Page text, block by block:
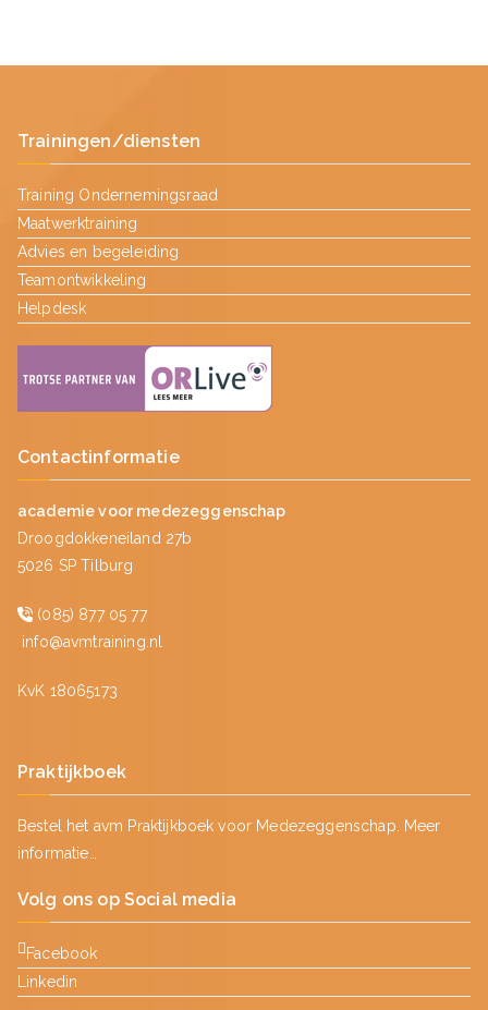
Trainingen/diensten
Training Ondernemingsraad
Maatwerktraining
Advies en begeleiding
Teamontwikkeling
Helpdesk
Contactinformatie
academie voor medezeggenschap
Droogdokkeneiland 27b
5026 SP Tilburg
(085) 877 05 77
info@avmtraining.nl
KvK 18065173
Praktijkboek
Bestel het avm Praktijkboek voor Medezeggenschap.
Meer
informatie…
Volg ons op Social media
Facebook
Linkedin